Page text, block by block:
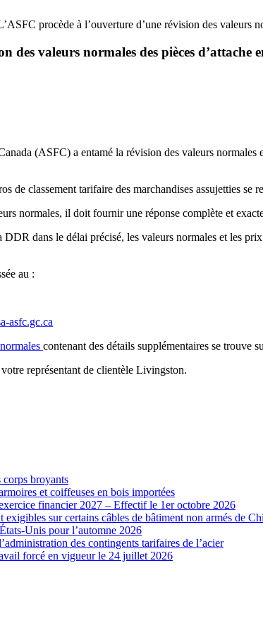
procède à l’ouverture d’une révision des valeurs
des valeurs normales des pièces
(ASFC) a entamé la révision des valeurs
de classement tarifaire des marchandises assujetties se
normales, il doit fournir une réponse complète et
dans le délai précisé, les valeurs normales et les
au :
asfc.gc.ca
contenant des détails supplémentaires se trouve
représentant de clientèle Livingston.
broyants
et coiffeuses en bois importées
financier 2027 – Effectif le 1er octobre 2026
sur certains câbles de bâtiment non armés de
Unis pour l’automne 2026
des contingents tarifaires de l’acier
forcé en vigueur le 24 juillet 2026